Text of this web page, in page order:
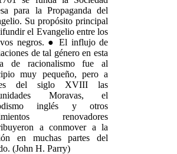
para la Propaganda del
Su propósito principal
el Evangelio entre los
negros. ● El influjo de
de tal género en esta
de racionalismo fue al
muy pequeño, pero a
del siglo XVIII las
Moravas, el
inglés y otros
renovadores
a conmover a la
en muchas partes del
(John H. Parry)